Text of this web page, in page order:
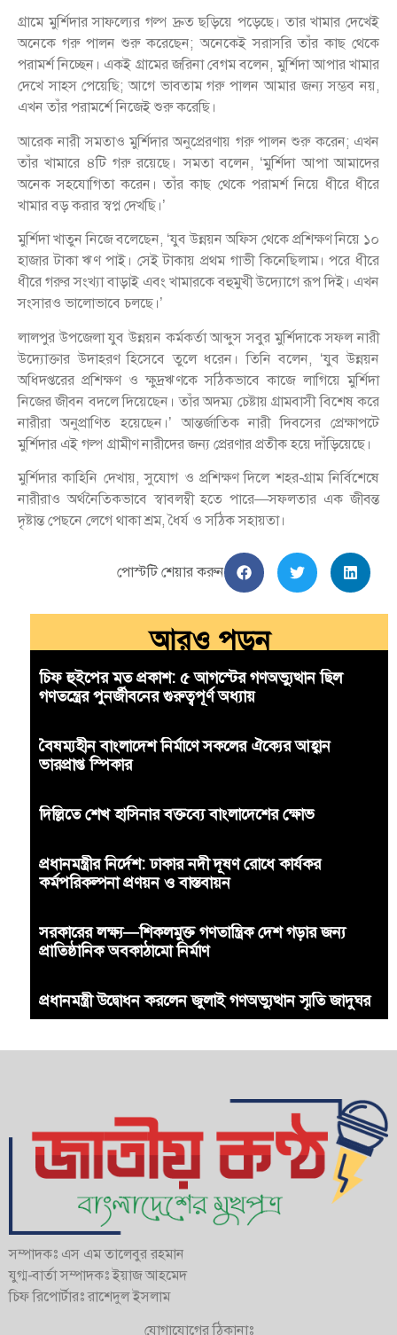
গ্রামে মুর্শিদার সাফল্যের গল্প দ্রুত ছড়িয়ে পড়েছে। তার খামার দেখেই
অনেকে গরু পালন শুরু করেছেন; অনেকেই সরাসরি তাঁর কাছ থেকে
পরামর্শ নিচ্ছেন। একই গ্রামের জরিনা বেগম বলেন, মুর্শিদা আপার খামার
দেখে সাহস পেয়েছি; আগে ভাবতাম গরু পালন আমার জন্য সম্ভব নয়,
এখন তাঁর পরামর্শে নিজেই শুরু করেছি।
আরেক নারী সমতাও মুর্শিদার অনুপ্রেরণায় গরু পালন শুরু করেন; এখন
তাঁর খামারে ৪টি গরু রয়েছে। সমতা বলেন, ‘মুর্শিদা আপা আমাদের
অনেক সহযোগিতা করেন। তাঁর কাছ থেকে পরামর্শ নিয়ে ধীরে ধীরে
খামার বড় করার স্বপ্ন দেখছি।’
মুর্শিদা খাতুন নিজে বলেছেন, ‘যুব উন্নয়ন অফিস থেকে প্রশিক্ষণ নিয়ে ১০
হাজার টাকা ঋণ পাই। সেই টাকায় প্রথম গাভী কিনেছিলাম। পরে ধীরে
ধীরে গরুর সংখ্যা বাড়াই এবং খামারকে বহুমুখী উদ্যোগে রূপ দিই। এখন
সংসারও ভালোভাবে চলছে।’
লালপুর উপজেলা যুব উন্নয়ন কর্মকর্তা আব্দুস সবুর মুর্শিদাকে সফল নারী
উদ্যোক্তার উদাহরণ হিসেবে তুলে ধরেন। তিনি বলেন, ‘যুব উন্নয়ন
অধিদপ্তরের প্রশিক্ষণ ও ক্ষুদ্রঋণকে সঠিকভাবে কাজে লাগিয়ে মুর্শিদা
নিজের জীবন বদলে দিয়েছেন। তাঁর অদম্য চেষ্টায় গ্রামবাসী বিশেষ করে
নারীরা অনুপ্রাণিত হয়েছেন।’ আন্তর্জাতিক নারী দিবসের প্রেক্ষাপটে
মুর্শিদার এই গল্প গ্রামীণ নারীদের জন্য প্রেরণার প্রতীক হয়ে দাঁড়িয়েছে।
মুর্শিদার কাহিনি দেখায়, সুযোগ ও প্রশিক্ষণ দিলে শহর-গ্রাম নির্বিশেষে
নারীরাও অর্থনৈতিকভাবে স্বাবলম্বী হতে পারে—সফলতার এক জীবন্ত
দৃষ্টান্ত পেছনে লেগে থাকা শ্রম, ধৈর্য ও সঠিক সহায়তা।
পোস্টটি শেয়ার করুন
আরও পড়ুন
চিফ হুইপের মত প্রকাশ: ৫ আগস্টের গণঅভ্যুত্থান ছিল
গণতন্ত্রের পুনর্জীবনের গুরুত্বপূর্ণ অধ্যায়
বৈষম্যহীন বাংলাদেশ নির্মাণে সকলের ঐক্যের আহ্বান
ভারপ্রাপ্ত স্পিকার
দিল্লিতে শেখ হাসিনার বক্তব্যে বাংলাদেশের ক্ষোভ
প্রধানমন্ত্রীর নির্দেশ: ঢাকার নদী দূষণ রোধে কার্যকর
কর্মপরিকল্পনা প্রণয়ন ও বাস্তবায়ন
সরকারের লক্ষ্য—শিকলমুক্ত গণতান্ত্রিক দেশ গড়ার জন্য
প্রাতিষ্ঠানিক অবকাঠামো নির্মাণ
প্রধানমন্ত্রী উদ্বোধন করলেন জুলাই গণঅভ্যুত্থান স্মৃতি জাদুঘর
সম্পাদকঃ এস এম তালেবুর রহমান
যুগ্ম-বার্তা সম্পাদকঃ ইয়াজ আহমেদ
চিফ রিপোর্টারঃ রাশেদুল ইসলাম
যোগাযোগের ঠিকানাঃ